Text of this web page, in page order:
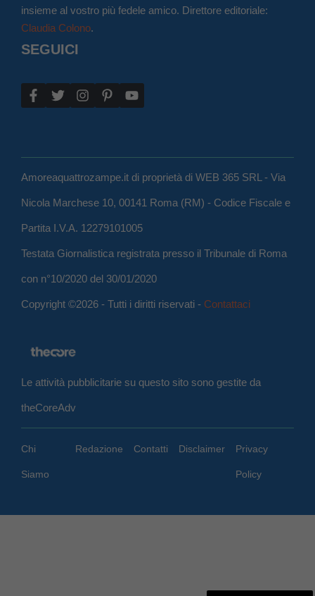
insieme al vostro più fedele amico. Direttore editoriale:
Claudia Colono.
SEGUICI
Amoreaquattrozampe.it di proprietà di WEB 365 SRL - Via
Nicola Marchese 10, 00141 Roma (RM) - Codice Fiscale e
Partita I.V.A. 12279101005
Testata Giornalistica registrata presso il Tribunale di Roma
con n°10/2020 del 30/01/2020
Copyright ©2026 - Tutti i diritti riservati - Contattaci
Le attività pubblicitarie su questo sito sono gestite da
theCoreAdv
Chi
Siamo
Redazione Contatti Disclaimer Privacy
Policy